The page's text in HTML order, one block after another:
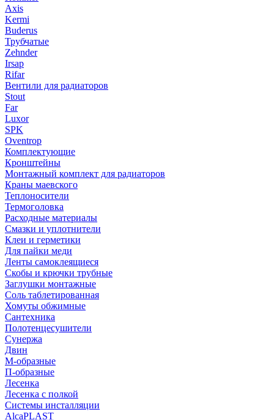
Axis
Kermi
Buderus
Трубчатые
Zehnder
Irsap
Rifar
Вентили для радиаторов
Stout
Far
Luxor
SPK
Oventrop
Комплектующие
Кронштейны
Монтажный комплект для радиаторов
Краны маевского
Теплоносители
Термоголовка
Расходные материалы
Смазки и уплотнители
Клеи и герметики
Для пайки меди
Ленты самоклеящиеся
Скобы и крючки трубные
Заглушки монтажные
Соль таблетированная
Хомуты обжимные
Сантехника
Полотенцесушители
Сунержа
Двин
М-образные
П-образные
Лесенка
Лесенка с полкой
Системы инсталляции
AlcaPLAST